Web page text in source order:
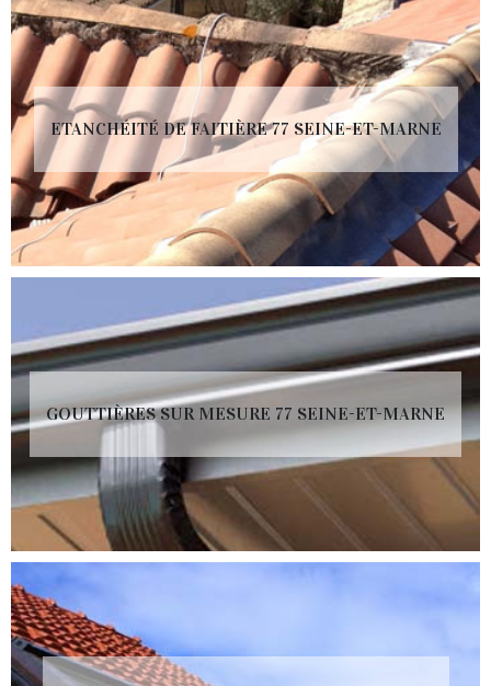
ETANCHÉITÉ DE FAITIÈRE 77 SEINE-ET-MARNE
GOUTTIÈRES SUR MESURE 77 SEINE-ET-MARNE